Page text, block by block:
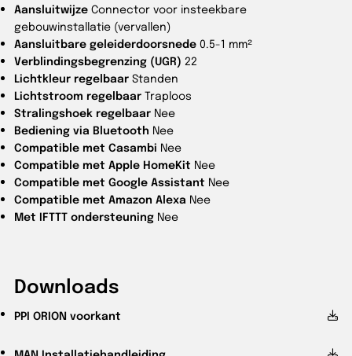
Aansluitwijze Connector voor insteekbare
gebouwinstallatie (vervallen)
Aansluitbare geleiderdoorsnede 0.5-1 mm²
Verblindingsbegrenzing (UGR) 22
Lichtkleur regelbaar Standen
Lichtstroom regelbaar Traploos
Stralingshoek regelbaar Nee
Bediening via Bluetooth Nee
Compatible met Casambi Nee
Compatible met Apple HomeKit Nee
Compatible met Google Assistant Nee
Compatible met Amazon Alexa Nee
Met IFTTT ondersteuning Nee
Downloads
PPI ORION voorkant